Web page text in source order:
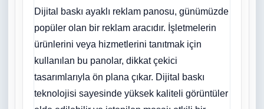
Dijital baskı ayaklı reklam panosu, günümüzde
popüler olan bir reklam aracıdır. İşletmelerin
ürünlerini veya hizmetlerini tanıtmak için
kullanılan bu panolar, dikkat çekici
tasarımlarıyla ön plana çıkar. Dijital baskı
teknolojisi sayesinde yüksek kaliteli görüntüler